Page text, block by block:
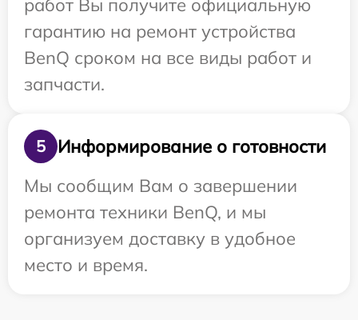
работ Вы получите официальную
гарантию на ремонт устройства
BenQ сроком на все виды работ и
запчасти.
5
Информирование о готовности
Мы сообщим Вам о завершении
ремонта техники BenQ, и мы
организуем доставку в удобное
место и время.